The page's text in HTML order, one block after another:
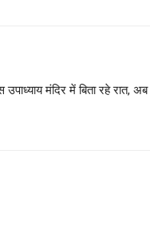
उपाध्याय मंदिर में बिता रहे रात,